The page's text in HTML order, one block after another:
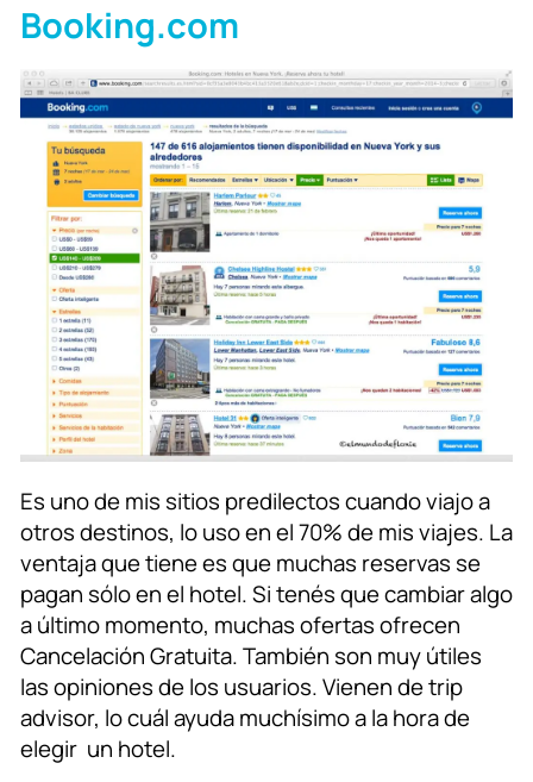
Booking.com
Es uno de mis sitios predilectos cuando viajo a
otros destinos, lo uso en el 70% de mis viajes. La
ventaja que tiene es que muchas reservas se
pagan sólo en el hotel. Si tenés que cambiar algo
a último momento, muchas ofertas ofrecen
Cancelación Gratuita. También son muy útiles
las opiniones de los usuarios. Vienen de trip
advisor, lo cuál ayuda muchísimo a la hora de
elegir un hotel.